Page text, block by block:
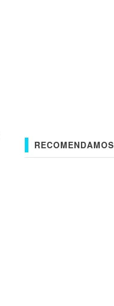
RECOMENDAMOS